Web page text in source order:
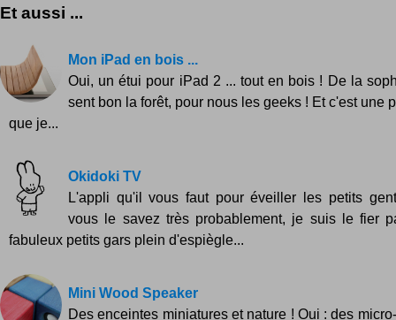
Et aussi ...
Mon iPad en bois ...
Oui, un étui pour iPad 2 ... tout en bois ! De la
sent bon la forêt, pour nous les geeks ! Et c'est une
que je...
Okidoki TV
L'appli qu'il vous faut pour éveiller les petits
vous le savez très probablement, je suis le fier
fabuleux petits gars plein d'espiègle...
Mini Wood Speaker
Des enceintes miniatures et nature ! Oui : des